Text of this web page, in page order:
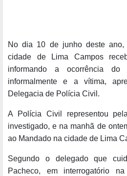
No dia 10 de junho deste ano,
cidade de Lima Campos
informando a ocorrência
informalmente e a vítima,
Delegacia de Polícia Civil.
A Polícia Civil representou
investigado, e na manhã de
ao Mandado na cidade de Lima
Segundo o delegado que
Pacheco, em interrogatório